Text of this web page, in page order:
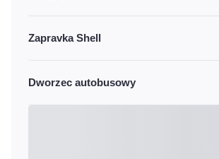
Zapravka Shell
Dworzec autobusowy